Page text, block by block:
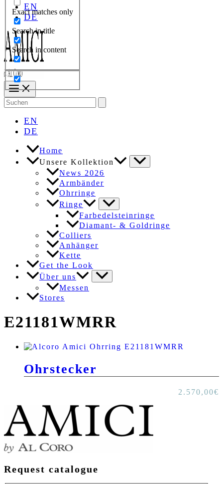
Exact matches only
Search in title
Search in content
EN
DE
Search
for:
EN
DE
Home
Unsere Kollektion
News 2026
Armbänder
Ohrringe
Ringe
Farbedelsteinringe
Diamant- & Goldringe
Colliers
Anhänger
Kette
Get the Look
Über uns
Messen
Stores
E21181WMRR
Ohrstecker
2.570,00€
Request catalogue